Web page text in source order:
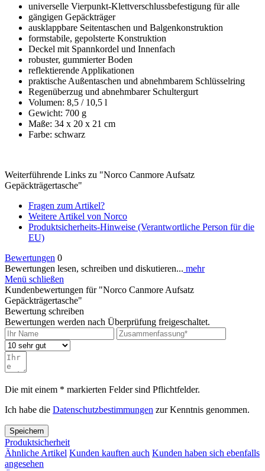
universelle Vierpunkt-Klettverschlussbefestigung für alle
gängigen Gepäckträger
ausklappbare Seitentaschen und Balgenkonstruktion
formstabile, gepolsterte Konstruktion
Deckel mit Spannkordel und Innenfach
robuster, gummierter Boden
reflektierende Applikationen
praktische Außentaschen und abnehmbarem Schlüsselring
Regenüberzug und abnehmbarer Schultergurt
Volumen: 8,5 / 10,5 l
Gewicht: 700 g
Maße: 34 x 20 x 21 cm
Farbe: schwarz
Weiterführende Links zu "Norco Canmore Aufsatz
Gepäckträgertasche"
Fragen zum Artikel?
Weitere Artikel von Norco
Produktsicherheits-Hinweise (Verantwortliche Person für die
EU)
Bewertungen 0
Bewertungen lesen, schreiben und diskutieren... mehr
Menü schließen
Kundenbewertungen für "Norco Canmore Aufsatz
Gepäckträgertasche"
Bewertung schreiben
Bewertungen werden nach Überprüfung freigeschaltet.
Die mit einem * markierten Felder sind Pflichtfelder.
Ich habe die Datenschutzbestimmungen zur Kenntnis genommen.
Speichern
Produktsicherheit
Ähnliche Artikel Kunden kauften auch Kunden haben sich ebenfalls
angesehen